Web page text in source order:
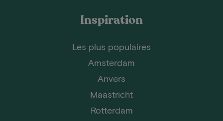
Inspiration
Les plus populaires
Amsterdam
Anvers
Maastricht
Rotterdam